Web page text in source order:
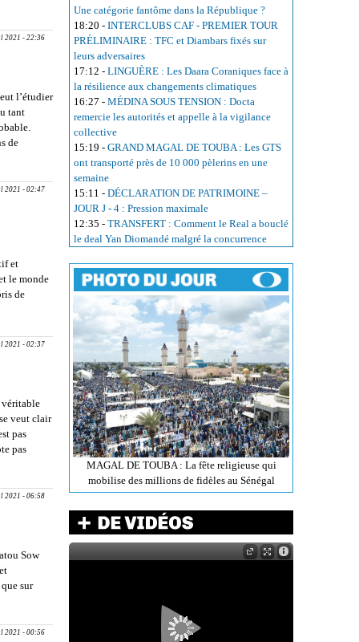
2021 - 22:36
l’étudier
tant
de
2021 - 02:47
et
le monde
de
2021 - 02:37
véritable
veut clair
pas
pas
2021 - 06:58
Sow
sur
2021 - 00:56
Une catégorie fantôme dans la République ?
18:20 - INTERCLUBS CAF - PREMIER TOUR
PRÉLIMINAIRE : TFC et Diambars fixés sur
leurs adversaires
17:12 - LINGUÈRE : Les Daara Coraniques face à
la résilience aux changements climatiques
16:27 - MÉDINA SOUS TENSION : Docta
remercie les autorités et appelle à la vigilance
collective
15:19 - GRAND MAGAL DE TOUBA : Les GTS
ont transporté près de 10 000 pèlerins en une
semaine
15:11 - DÉCLARATION DE PATRIMOINE –
JOUR J - 4 : Pression maximale
12:35 - TRANSFERT : Comment le Real a bouclé
le deal Yan Diomandé malgré la concurrence
MAGAL DE TOUBA : La fête religieuse qui
mobilise des millions de fidèles au Sénégal